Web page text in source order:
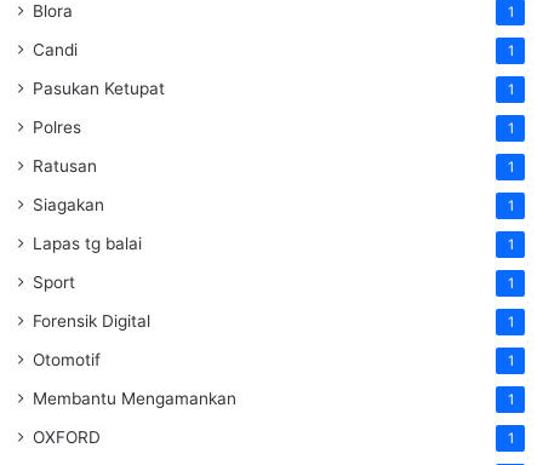
Blora 1
Candi 1
Pasukan Ketupat 1
Polres 1
Ratusan 1
Siagakan 1
Lapas tg balai 1
Sport 1
Forensik Digital 1
Otomotif 1
Membantu Mengamankan 1
OXFORD 1